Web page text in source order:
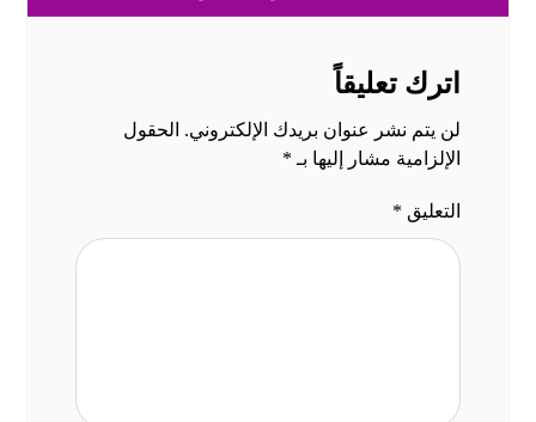
اترك تعليقاً
لن يتم نشر عنوان بريدك الإلكتروني. الحقول
الإلزامية مشار إليها بـ *
التعليق *